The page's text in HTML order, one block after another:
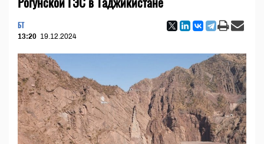
БТ
13:20 19.12.2024